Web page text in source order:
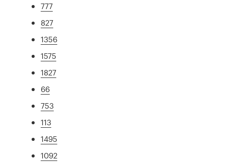
777
827
1356
1575
1827
66
753
113
1495
1092